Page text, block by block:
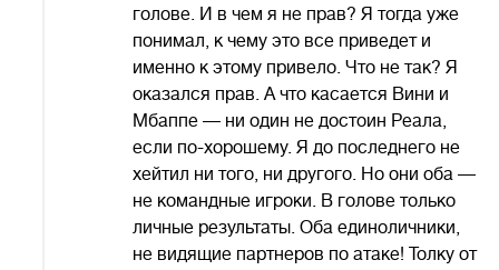
голове. И в чем я не прав? Я тогда уже
понимал, к чему это все приведет и
именно к этому привело. Что не так? Я
оказался прав. А что касается Вини и
Мбаппе — ни один не достоин Реала,
если по-хорошему. Я до последнего не
хейтил ни того, ни другого. Но они оба —
не командные игроки. В голове только
личные результаты. Оба единоличники,
не видящие партнеров по атаке! Толку от